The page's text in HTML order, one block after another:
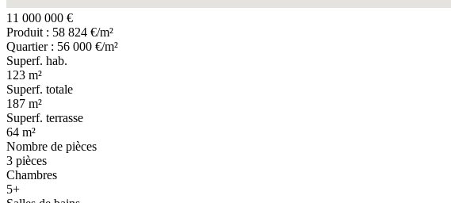
11 000 000 €
Produit : 58 824 €/m²
Quartier : 56 000 €/m²
Superf. hab.
123 m²
Superf. totale
187 m²
Superf. terrasse
64 m²
Nombre de pièces
3 pièces
Chambres
5+